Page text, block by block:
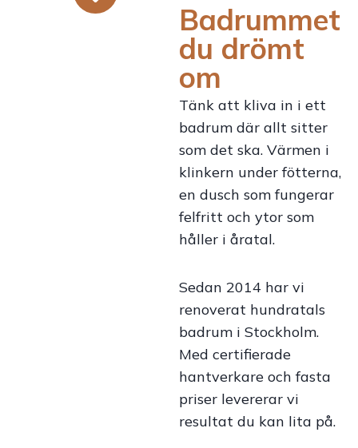
Badrummet
du drömt
om
Tänk att kliva in i ett
badrum där allt sitter
som det ska. Värmen i
klinkern under fötterna,
en dusch som fungerar
felfritt och ytor som
håller i åratal.
Sedan 2014 har vi
renoverat hundratals
badrum i Stockholm.
Med certifierade
hantverkare och fasta
priser levererar vi
resultat du kan lita på.